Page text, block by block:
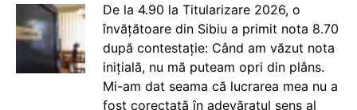
De la 4.90 la Titularizare 2026, o
învățătoare din Sibiu a primit nota 8.70
după contestație: Când am văzut nota
inițială, nu mă puteam opri din plâns.
Mi-am dat seama că lucrarea mea nu a
fost corectată în adevăratul sens al